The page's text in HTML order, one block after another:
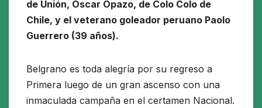
de Unión, Oscar Opazo, de Colo Colo de
Chile, y el veterano goleador peruano Paolo
Guerrero (39 años).
Belgrano es toda alegría por su regreso a
Primera luego de un gran ascenso con una
inmaculada campaña en el certamen Nacional.